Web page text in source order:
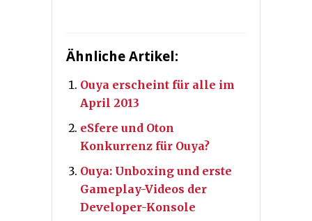
Ähnliche Artikel:
Ouya erscheint für alle im
April 2013
eSfere und Oton
Konkurrenz für Ouya?
Ouya: Unboxing und erste
Gameplay-Videos der
Developer-Konsole